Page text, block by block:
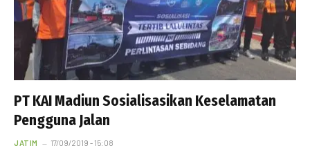
PT KAI Madiun Sosialisasikan Keselamatan
Pengguna Jalan
JATIM 17/09/2019 - 15:08